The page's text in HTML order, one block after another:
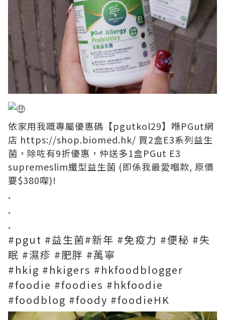
依家用我嘅專屬優惠碼【pgutkol29】喺PGut網
店 https://shop.biomed.hk/ 買2盒E3系列益生
菌，除咗有9折優惠，仲送多1盒PGut E3
supremeslim纖型益生菌 (即係我最愛嗰款, 原價
要$380㗎)!
.
.
.
#pgut #益生菌#新年 #免疫力 #便秘 #失
眠 #濕疹 #肥胖 #萬寧
#hkig #hkigers #hkfoodblogger
#foodie #foodies #hkfoodie
#foodblog #foody #foodieHK